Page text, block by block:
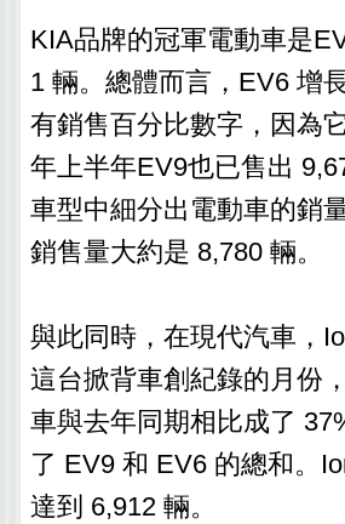
KIA品牌的冠軍電動車是
1 輛。總體而言，EV6 增
有銷售百分比數字，因為
年上半年EV9也已售出
車型中細分出電動車的銷
銷售量大約是 8,780 輛。
與此同時，在現代汽車，
這台掀背車創紀錄的月份
車與去年同期相比成了
了 EV9 和 EV6 的總和。
達到 6,912 輛。